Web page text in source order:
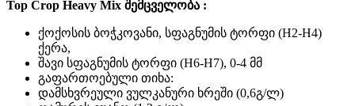
Top Crop Heavy Mix შემცველობა :
ქოქოსის ბოჭკოვანი, სფაგნუმის ტორფი (H2-H4)
ქერა,
შავი სფაგნუმის ტორფი (H6-H7), 0-4 მმ
გაფართოებული თიხა:
დამსხვრეული ვულკანური ხრეში (0,6გ/ლ)